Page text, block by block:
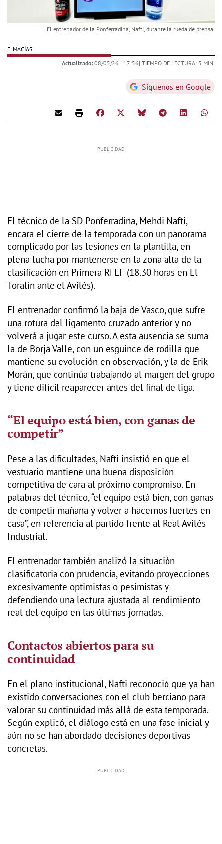
El entrenador de la Ponferradina, Nafti, durante la rueda de prensa.
E. MACÍAS
Actualizado: 08/05/26 | 17:56| TIEMPO DE LECTURA: 3 MIN.
Síguenos en Google
El técnico de la SD Ponferradina, Mehdi Nafti,
encara el cierre de la temporada con un panorama
complicado por las lesiones en la plantilla, en
plena lucha por mantenerse en la zona alta de la
clasificación en Primera RFEF (18.30 horas en El
Toralín ante el Avilés).
El entrenador confirmó la baja de Vasco, que sufre
una rotura del ligamento cruzado anterior y no
volverá a jugar este curso. A esta ausencia se suma
la de Borja Valle, con un esguince de rodilla que
mantiene su evolución en observación, y la de Erik
Morán, que continúa trabajando al margen del grupo
y tiene difícil reaparecer antes del final de liga.
“El equipo está bien, con ganas de
competir”
Pese a las dificultades, Nafti insistió en que el
vestuario mantiene una buena disposición
competitiva de cara al próximo compromiso. En
palabras del técnico, “el equipo está bien, con ganas
de competir mañana y volver a hacernos fuertes en
casa”, en referencia al partido frente al Real Avilés
Industrial.
El entrenador también analizó la situación
clasificatoria con prudencia, evitando proyecciones
excesivamente optimistas o pesimistas y
defendiendo una lectura ajustada al rendimiento
real del equipo en las últimas jornadas.
Contactos abiertos para su
continuidad
En el plano institucional, Nafti reconoció que ya han
existido conversaciones con el club berciano para
valorar su continuidad más allá de esta temporada.
Según explicó, el diálogo está en una fase inicial y
aún no se han abordado decisiones deportivas
concretas.